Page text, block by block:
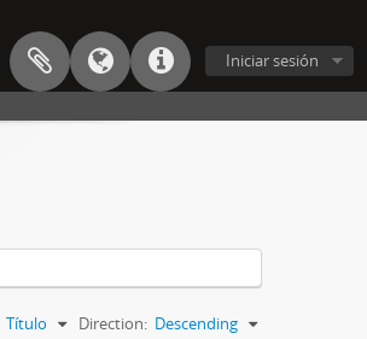
Iniciar sesión
Título Direction: Descending